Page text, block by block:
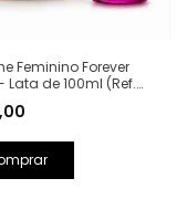
Feminino Forever
Lata de 100ml (Ref.